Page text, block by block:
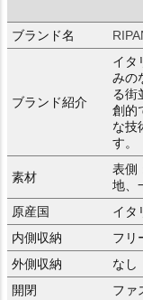
ブランド名
ブランド紹介
イタ
みの
る街
創的
な技
す。
素材
表側
地、
原産国
イタ
内側収納
フリ
外側収納
なし
開閉
ファ